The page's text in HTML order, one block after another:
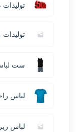
تولیدات
ست
لباس
لباس